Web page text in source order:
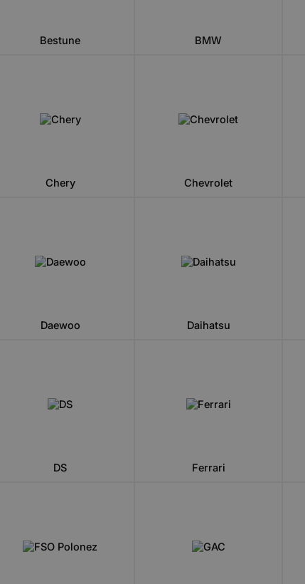
Bestune BMW
Chery Chevrolet
Daewoo Daihatsu
DS Ferrari